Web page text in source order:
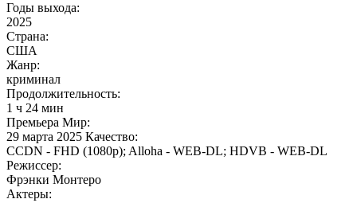
Годы выхода:
2025
Страна:
США
Жанр:
криминал
Продолжительность:
1 ч 24 мин
Премьера Мир:
29 марта 2025 Качество:
CCDN - FHD (1080p); Alloha - WEB-DL; HDVB - WEB-DL
Режиссер:
Фрэнки Монтеро
Актеры: